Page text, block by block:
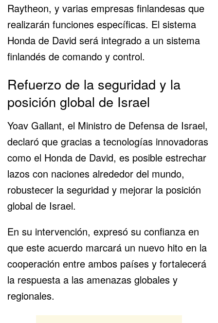
Raytheon, y varias empresas finlandesas que
realizarán funciones específicas. El sistema
Honda de David será integrado a un sistema
finlandés de comando y control.
Refuerzo de la seguridad y la
posición global de Israel
Yoav Gallant, el Ministro de Defensa de Israel,
declaró que gracias a tecnologías innovadoras
como el Honda de David, es posible estrechar
lazos con naciones alrededor del mundo,
robustecer la seguridad y mejorar la posición
global de Israel.
En su intervención, expresó su confianza en
que este acuerdo marcará un nuevo hito en la
cooperación entre ambos países y fortalecerá
la respuesta a las amenazas globales y
regionales.